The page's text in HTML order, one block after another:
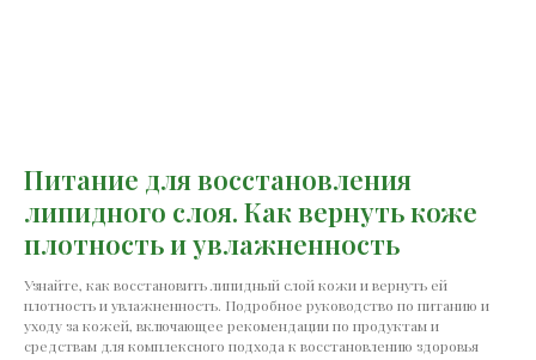
Питание для восстановления
липидного слоя. Как вернуть коже
плотность и увлажненность
Узнайте, как восстановить липидный слой кожи и вернуть ей
плотность и увлажненность. Подробное руководство по питанию и
уходу за кожей, включающее рекомендации по продуктам и
средствам для комплексного подхода к восстановлению здоровья